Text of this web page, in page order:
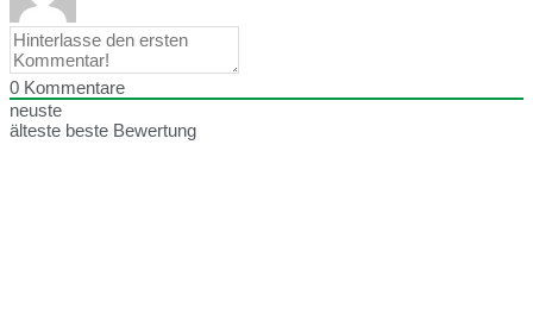
0 Kommentare
neuste
älteste beste Bewertung